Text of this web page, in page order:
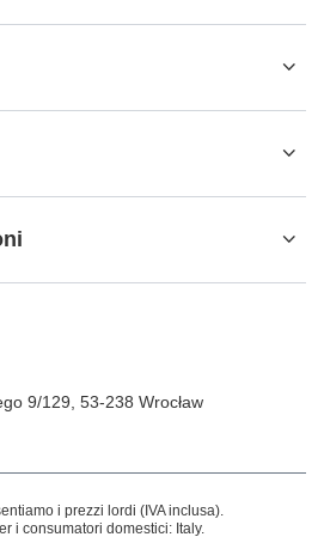
9/129 53-238 Wrocław
i prezzi lordi (IVA inclusa).
i consumatori domestici: Italy.